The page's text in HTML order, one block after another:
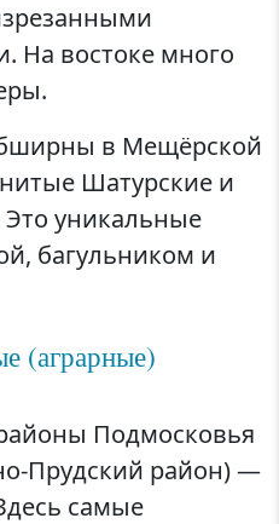
На востоке много
в Мещёрской
Шатурские и
Это уникальные
багульником и
(аграрные)
Подмосковья
Прудский район) —
самые